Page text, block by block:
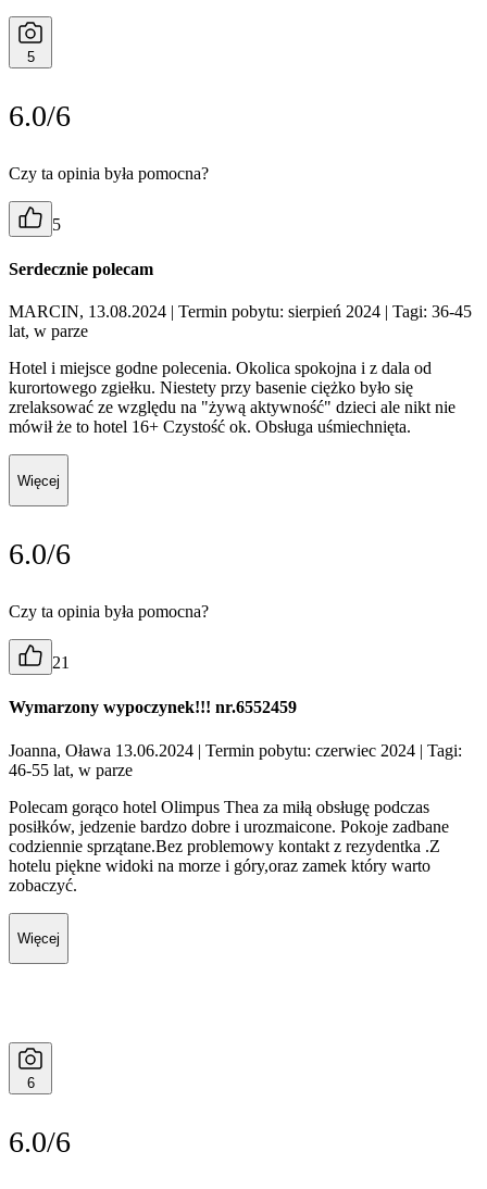
5
6.0/6
Czy ta opinia była pomocna?
5
Serdecznie polecam
MARCIN, 13.08.2024 | Termin pobytu: sierpień 2024 | Tagi: 36-45
lat, w parze
Hotel i miejsce godne polecenia. Okolica spokojna i z dala od
kurortowego zgiełku. Niestety przy basenie ciężko było się
zrelaksować ze względu na "żywą aktywność" dzieci ale nikt nie
mówił że to hotel 16+ Czystość ok. Obsługa uśmiechnięta.
Więcej
6.0/6
Czy ta opinia była pomocna?
21
Wymarzony wypoczynek!!! nr.6552459
Joanna, Oława 13.06.2024 | Termin pobytu: czerwiec 2024 | Tagi:
46-55 lat, w parze
Polecam gorąco hotel Olimpus Thea za miłą obsługę podczas
posiłków, jedzenie bardzo dobre i urozmaicone. Pokoje zadbane
codziennie sprzątane.Bez problemowy kontakt z rezydentka .Z
hotelu piękne widoki na morze i góry,oraz zamek który warto
zobaczyć.
Więcej
6
6.0/6